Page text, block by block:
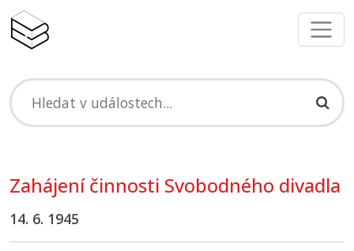
Zahájení činnosti Svobodného divadla
14. 6. 1945